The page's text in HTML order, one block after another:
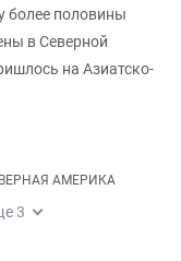
более половины
в Северной
на Азиатско-
АМЕРИКА
3